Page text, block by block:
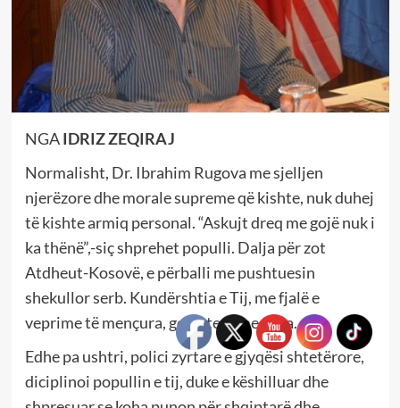
NGAIDRIZ ZEQIRAJ
Normalisht, Dr. Ibrahim Rugova me sjelljen
njerëzore dhe morale supreme që kishte, nuk duhej
të kishte armiq personal. “Askujt dreq me gojë nuk i
ka thënë”,-siç shprehet populli. Dalja për zot
Atdheut-Kosovë, e përballi me pushtuesin
shekullor serb. Kundërshtia e Tij, me fjalë e
veprime të mençura, godiste si me topa.
Edhe pa ushtri, polici zyrtare e gjyqësi shtetërore,
diciplinoi popullin e tij, duke e këshilluar dhe